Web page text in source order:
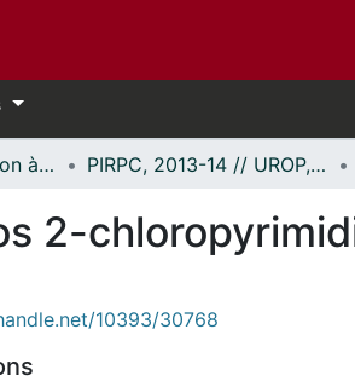
Programme d’initiation à la recherche au premier cycle (PIRPC) // Undergraduate Research Opportunity Program (UROP) PIRPC, 2013-14 // UROP, 2013-14
2-
10393/30768